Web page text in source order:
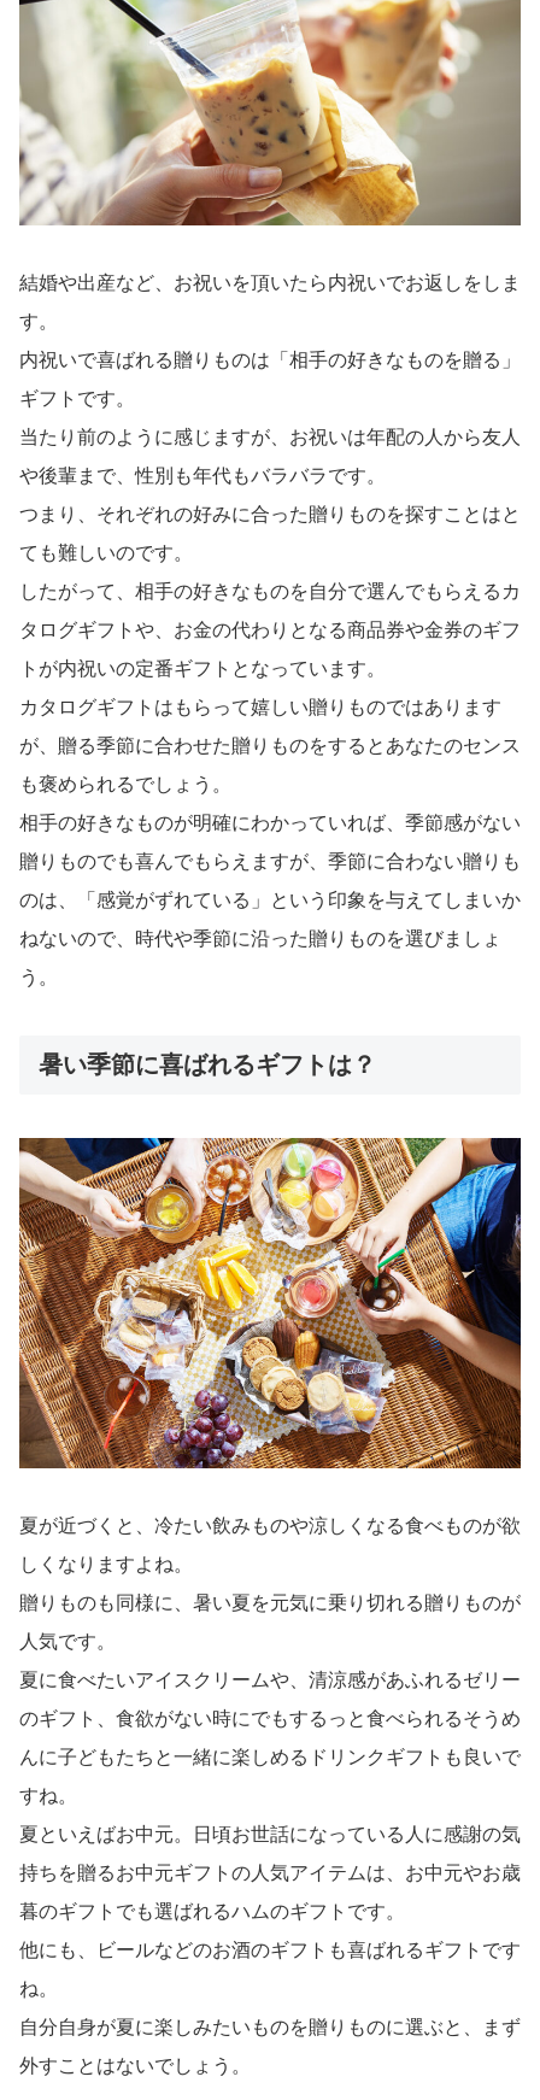
結婚や出産など、お祝いを頂いたら内祝いでお返しをしま
す。
内祝いで喜ばれる贈りものは「相手の好きなものを贈る」
ギフトです。
当たり前のように感じますが、お祝いは年配の人から友人
や後輩まで、性別も年代もバラバラです。
つまり、それぞれの好みに合った贈りものを探すことはと
ても難しいのです。
したがって、相手の好きなものを自分で選んでもらえるカ
タログギフトや、お金の代わりとなる商品券や金券のギフ
トが内祝いの定番ギフトとなっています。
カタログギフトはもらって嬉しい贈りものではあります
が、贈る季節に合わせた贈りものをするとあなたのセンス
も褒められるでしょう。
相手の好きなものが明確にわかっていれば、季節感がない
贈りものでも喜んでもらえますが、季節に合わない贈りも
のは、「感覚がずれている」という印象を与えてしまいか
ねないので、時代や季節に沿った贈りものを選びましょ
う。
暑い季節に喜ばれるギフトは？
夏が近づくと、冷たい飲みものや涼しくなる食べものが欲
しくなりますよね。
贈りものも同様に、暑い夏を元気に乗り切れる贈りものが
人気です。
夏に食べたいアイスクリームや、清涼感があふれるゼリー
のギフト、食欲がない時にでもするっと食べられるそうめ
んに子どもたちと一緒に楽しめるドリンクギフトも良いで
すね。
夏といえばお中元。日頃お世話になっている人に感謝の気
持ちを贈るお中元ギフトの人気アイテムは、お中元やお歳
暮のギフトでも選ばれるハムのギフトです。
他にも、ビールなどのお酒のギフトも喜ばれるギフトです
ね。
自分自身が夏に楽しみたいものを贈りものに選ぶと、まず
外すことはないでしょう。